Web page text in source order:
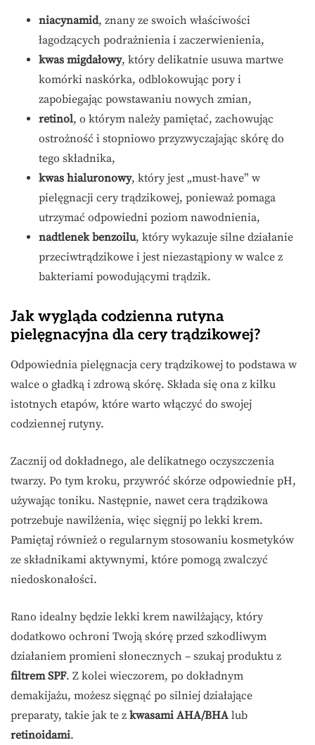
niacynamid, znany ze swoich właściwości
łagodzących podrażnienia i zaczerwienienia,
kwas migdałowy, który delikatnie usuwa martwe
komórki naskórka, odblokowując pory i
zapobiegając powstawaniu nowych zmian,
retinol, o którym należy pamiętać, zachowując
ostrożność i stopniowo przyzwyczajając skórę do
tego składnika,
kwas hialuronowy, który jest „must-have” w
pielęgnacji cery trądzikowej, ponieważ pomaga
utrzymać odpowiedni poziom nawodnienia,
nadtlenek benzoilu, który wykazuje silne działanie
przeciwtrądzikowe i jest niezastąpiony w walce z
bakteriami powodującymi trądzik.
Jak wygląda codzienna rutyna
pielęgnacyjna dla cery trądzikowej?
Odpowiednia pielęgnacja cery trądzikowej to podstawa w
walce o gładką i zdrową skórę. Składa się ona z kilku
istotnych etapów, które warto włączyć do swojej
codziennej rutyny.
Zacznij od dokładnego, ale delikatnego oczyszczenia
twarzy. Po tym kroku, przywróć skórze odpowiednie pH,
używając toniku. Następnie, nawet cera trądzikowa
potrzebuje nawilżenia, więc sięgnij po lekki krem.
Pamiętaj również o regularnym stosowaniu kosmetyków
ze składnikami aktywnymi, które pomogą zwalczyć
niedoskonałości.
Rano idealny będzie lekki krem nawilżający, który
dodatkowo ochroni Twoją skórę przed szkodliwym
działaniem promieni słonecznych – szukaj produktu z
filtrem SPF. Z kolei wieczorem, po dokładnym
demakijażu, możesz sięgnąć po silniej działające
preparaty, takie jak te z kwasami AHA/BHA lub
retinoidami.